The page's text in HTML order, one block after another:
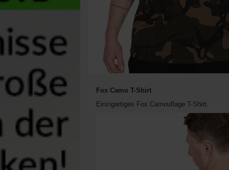
Fox Camo T-Shirt
Einzigartiges Fox Camouflage T-Shirt.